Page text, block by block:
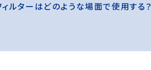
ルターはどのような場面で使用する？